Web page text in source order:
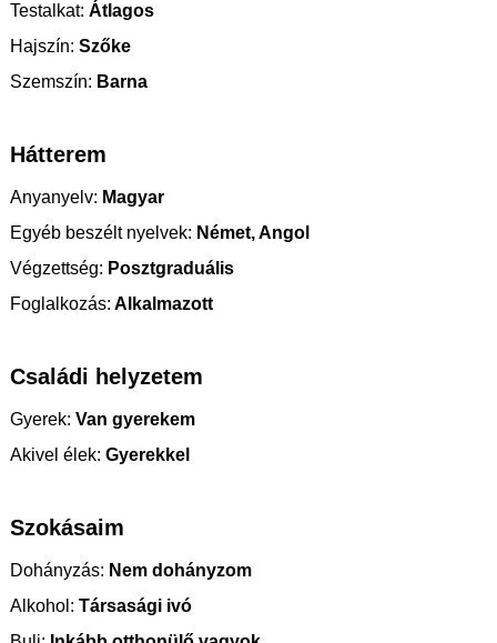
Testalkat: Átlagos
Hajszín: Szőke
Szemszín: Barna
Hátterem
Anyanyelv: Magyar
Egyéb beszélt nyelvek: Német, Angol
Végzettség: Posztgraduális
Foglalkozás: Alkalmazott
Családi helyzetem
Gyerek: Van gyerekem
Akivel élek: Gyerekkel
Szokásaim
Dohányzás: Nem dohányzom
Alkohol: Társasági ivó